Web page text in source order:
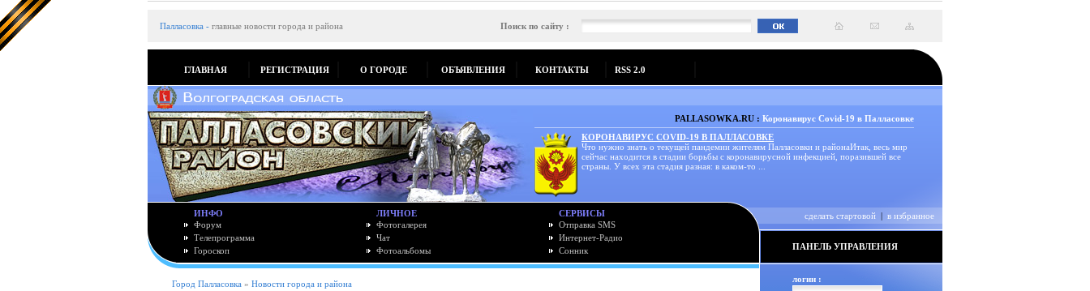
Палласовка - главные новости города и района Поиск по сайту :
ГЛАВНАЯ РЕГИСТРАЦИЯ О ГОРОДЕ ОБЪЯВЛЕНИЯ КОНТАКТЫ RSS 2.0
PALLASOWKA.RU : Коронавирус Covid-19 в Палласовке
КОРОНАВИРУС COVID-19 В ПАЛЛАСОВКЕ
Что нужно знать о текущей пандемии жителям Палласовки и районаИтак, весь мир
сейчас находится в стадии борьбы с коронавирусной инфекцией, поразившей все
страны. У всех эта стадия разная: в каком-то ...
ИНФО
Форум
Телепрограмма
Гороскоп
ЛИЧНОЕ
Фотогалерея
Чат
Фотоальбомы
СЕРВИСЫ
Отправка SMS
Интернет-Радио
Сонник
сделать стартовой | в избранное
ПАНЕЛЬ УПРАВЛЕНИЯ
Город Палласовка » Новости города и района логин :